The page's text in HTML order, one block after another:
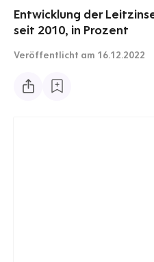
Entwicklung der
seit 2010, in Prozent
Veröffentlicht am 16.12.2022